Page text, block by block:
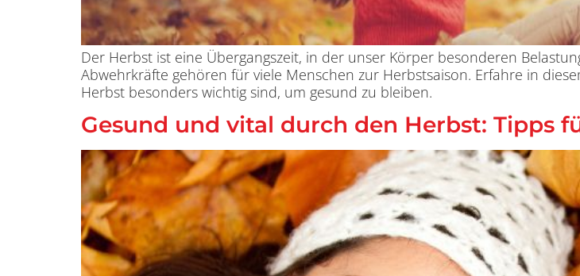
Der Herbst ist eine Übergangszeit, in der unser Körper besonderen
Abwehrkräfte gehören für viele Menschen zur Herbstsaison. Erfahre in
Herbst besonders wichtig sind, um gesund zu bleiben.
Gesund und vital durch den Herbst: Tipps